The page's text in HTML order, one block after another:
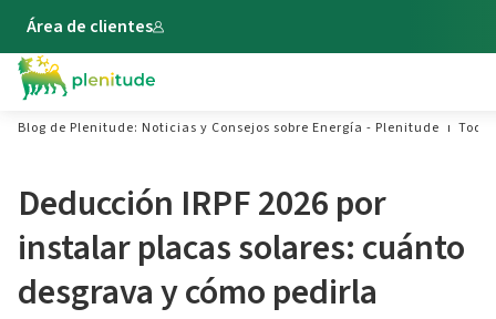
Área de clientes
Blog de Plenitude: Noticias y Consejos sobre Energía - Plenitude Todo
Deducción IRPF 2026 por
instalar placas solares: cuánto
desgrava y cómo pedirla